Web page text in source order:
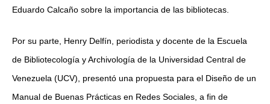
Eduardo Calcaño sobre la importancia de las bibliotecas.
Por su parte, Henry Delfín, periodista y docente de la Escuela
de Bibliotecología y Archivología de la Universidad Central de
Venezuela (UCV), presentó una propuesta para el Diseño de un
Manual de Buenas Prácticas en Redes Sociales, a fin de